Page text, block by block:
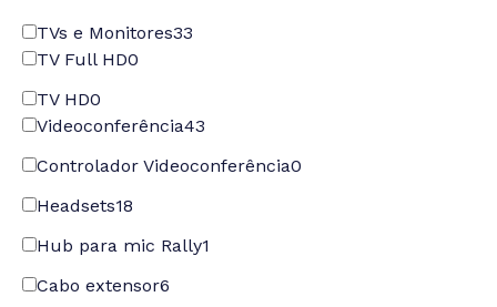
TVs e Monitores33
TV Full HD0
TV HD0
Videoconferência43
Controlador Videoconferência0
Headsets18
Hub para mic Rally1
Cabo extensor6